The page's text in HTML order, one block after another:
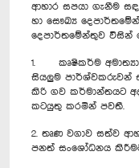
ආහාර සපයා ගැනීම
හා සෞඛ්‍ය
දෙපාර්තමේන්තුව
1. කෘෂිකර්ම
සියලුම පාර්ශ්වකරුවන්
කිරි ගව කර්මාන්තයට
කටයුතු කරමින් පවතී.
2. තෘණ වගාව සත්ව
පනත් සංශෝධනය